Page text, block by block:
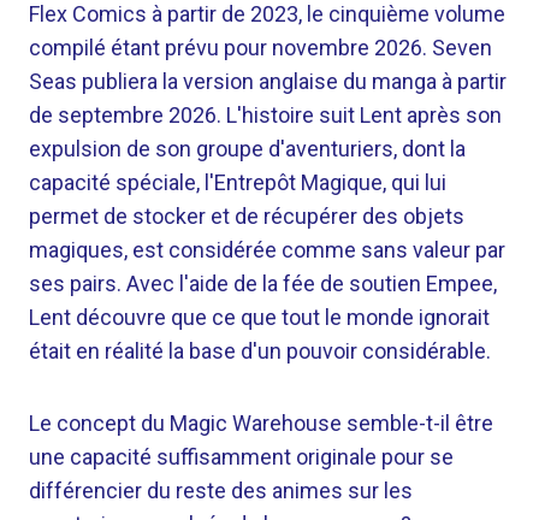
Flex Comics à partir de 2023, le cinquième volume
compilé étant prévu pour novembre 2026. Seven
Seas publiera la version anglaise du manga à partir
de septembre 2026. L'histoire suit Lent après son
expulsion de son groupe d'aventuriers, dont la
capacité spéciale, l'Entrepôt Magique, qui lui
permet de stocker et de récupérer des objets
magiques, est considérée comme sans valeur par
ses pairs. Avec l'aide de la fée de soutien Empee,
Lent découvre que ce que tout le monde ignorait
était en réalité la base d'un pouvoir considérable.
Le concept du Magic Warehouse semble-t-il être
une capacité suffisamment originale pour se
différencier du reste des animes sur les